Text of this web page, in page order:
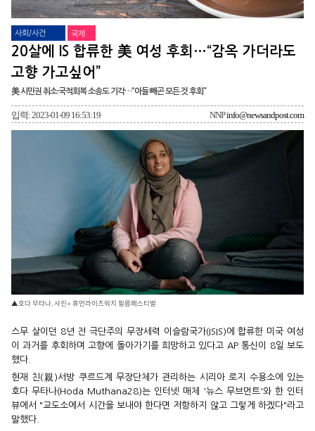
사회/사건 국제
20살에 IS 합류한 美 여성 후회…“감옥 가더라도
고향 가고싶어”
美 시민권 취소·국적회복 소송도 기각…“아들 빼곤 모든 것 후회”
입력: 2023-01-09 16:53:19 NNPinfo@newsandpost.com
▲호다 무타나. 사진= 휴먼라이츠워치 필름페스티벌
스무 살이던 8년 전 극단주의 무장세력 이슬람국가(ISIS)에 합류한 미국 여성
이 과거를 후회하며 고향에 돌아가기를 희망하고 있다고 AP 통신이 8일 보도
했다.
현재 친(親)서방 쿠르드계 무장단체가 관리하는 시리아 로지 수용소에 있는
호다 무타나(Hoda Muthana28)는 인터넷 매체 '뉴스 무브먼트'와 한 인터
뷰에서 "교도소에서 시간을 보내야 한다면 저항하지 않고 그렇게 하겠다"라고
말했다.